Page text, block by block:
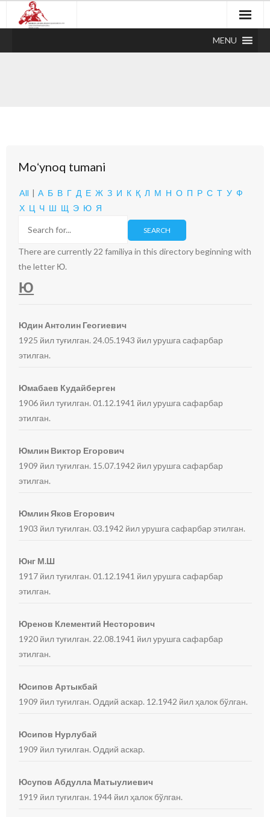
MENU
Moʻynoq tumani
All | А Б В Г Д Е Ж З И К Қ Л М Н О П Р С Т У Ф
Х Ц Ч Ш Щ Э Ю Я
There are currently 22 familiya in this directory beginning with
the letter Ю.
Ю
Юдин Антолин Геогиевич
1925 йил туғилган. 24.05.1943 йил урушга сафарбар
этилган.
Юмабаев Кудайберген
1906 йил туғилган. 01.12.1941 йил урушга сафарбар
этилган.
Юмлин Виктор Егорович
1909 йил туғилган. 15.07.1942 йил урушга сафарбар
этилган.
Юмлин Яков Егорович
1903 йил туғилган. 03.1942 йил урушга сафарбар этилган.
Юнг М.Ш
1917 йил туғилган. 01.12.1941 йил урушга сафарбар
этилган.
Юренов Клементий Несторович
1920 йил туғилган. 22.08.1941 йил урушга сафарбар
этилган.
Юсипов Артыкбай
1909 йил туғилган. Оддий аскар. 12.1942 йил ҳалок бўлган.
Юсипов Нурлубай
1909 йил туғилган. Оддий аскар.
Юсупов Абдулла Матыулиевич
1919 йил туғилган. 1944 йил ҳалок бўлган.